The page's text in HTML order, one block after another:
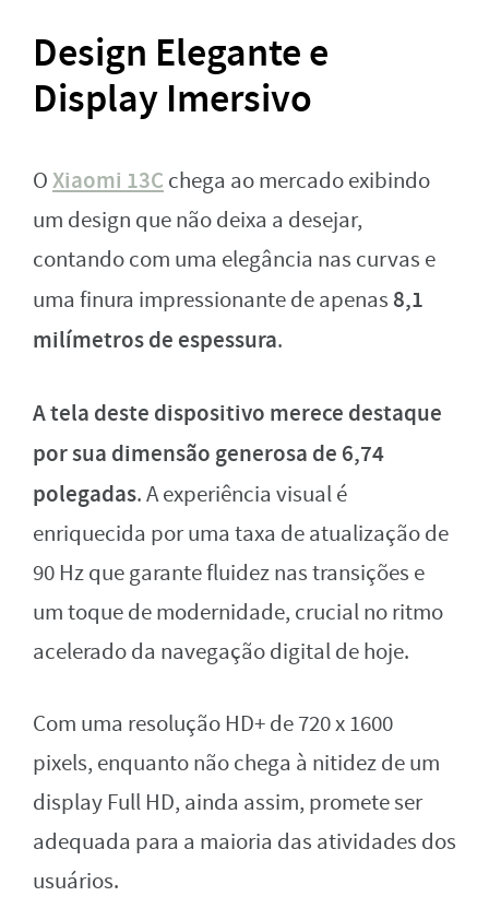
Design Elegante e
Display Imersivo
OXiaomi 13C chega ao mercado exibindo
um design que não deixa a desejar,
contando com uma elegância nas curvas e
uma finura impressionante de apenas 8,1
milímetros de espessura.
A tela deste dispositivo merece destaque
por sua dimensão generosa de 6,74
polegadas. A experiência visual é
enriquecida por uma taxa de atualização de
90 Hz que garante fluidez nas transições e
um toque de modernidade, crucial no ritmo
acelerado da navegação digital de hoje.
Com uma resolução HD+ de 720 x 1600
pixels, enquanto não chega à nitidez de um
display Full HD, ainda assim, promete ser
adequada para a maioria das atividades dos
usuários.